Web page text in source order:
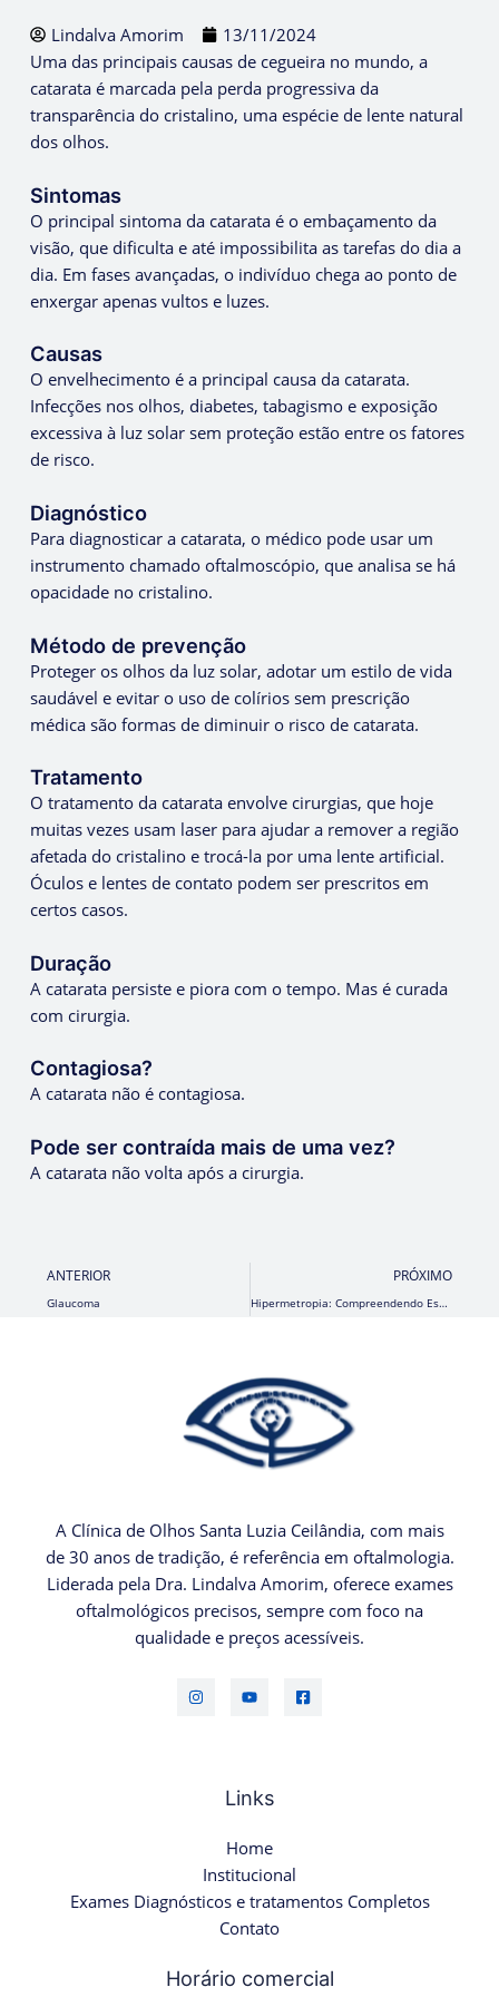
Lindalva Amorim
13/11/2024
Uma das principais causas de cegueira no mundo, a
catarata é marcada pela perda progressiva da
transparência do cristalino, uma espécie de lente natural
dos olhos.
Sintomas
O principal sintoma da catarata é o embaçamento da
visão, que dificulta e até impossibilita as tarefas do dia a
dia. Em fases avançadas, o indivíduo chega ao ponto de
enxergar apenas vultos e luzes.
Causas
O envelhecimento é a principal causa da catarata.
Infecções nos olhos, diabetes, tabagismo e exposição
excessiva à luz solar sem proteção estão entre os fatores
de risco.
Diagnóstico
Para diagnosticar a catarata, o médico pode usar um
instrumento chamado oftalmoscópio, que analisa se há
opacidade no cristalino.
Método de prevenção
Proteger os olhos da luz solar, adotar um estilo de vida
saudável e evitar o uso de colírios sem prescrição
médica são formas de diminuir o risco de catarata.
Tratamento
O tratamento da catarata envolve cirurgias, que hoje
muitas vezes usam laser para ajudar a remover a região
afetada do cristalino e trocá-la por uma lente artificial.
Óculos e lentes de contato podem ser prescritos em
certos casos.
Duração
A catarata persiste e piora com o tempo. Mas é curada
com cirurgia.
Contagiosa?
A catarata não é contagiosa.
Pode ser contraída mais de uma vez?
A catarata não volta após a cirurgia.
Prev
ANTERIOR
Glaucoma
PRÓXIMO
Hipermetropia: Compreendendo Esse Defeito Visual e Suas Correções
A Clínica de Olhos Santa Luzia Ceilândia, com mais
de 30 anos de tradição, é referência em oftalmologia.
Liderada pela Dra. Lindalva Amorim, oferece exames
oftalmológicos precisos, sempre com foco na
qualidade e preços acessíveis.
Links
Home
Institucional
Exames Diagnósticos e tratamentos Completos
Contato
Horário comercial